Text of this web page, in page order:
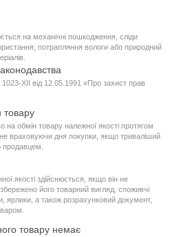
на механічні пошкодження, сліди
потрапляння вологи або природний
XII від 12.05.1991 «Про захист прав
товару
обмін товару належної якості протягом
враховуючи дня покупки, якщо триваліший
продавцем.
якості здійснюється, якщо він не
його товарний вигляд, споживчі
ярлики, а також розрахунковий документ,
товару немає